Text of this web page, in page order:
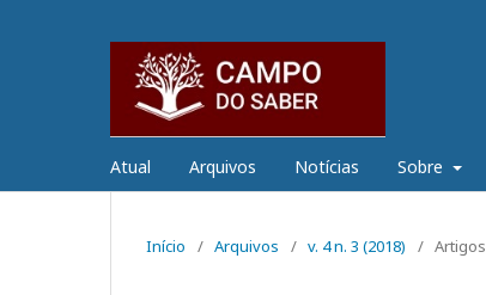
Atual Arquivos Notícias Sobre
Início / Arquivos / v. 4 n. 3 (2018) / Artigos